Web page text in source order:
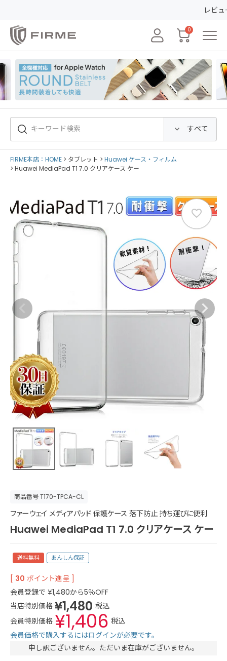
レビューの投稿
0
FIRME本店：HOME タブレット
Huawei ケース・フィルム
Huawei MediaPad T1 7.0 クリアケース ケー
商品番号T170-TPCA-CL
ファーウェイ メディアパッド 保護ケース 落下防止 持ち運びに便利
Huawei MediaPad T1 7.0 クリアケース ケー
送料無料 あんしん保証
[ 30 ポイント進呈 ]
会員登録で ¥1,480から5％OFF
当店特別価格 ¥1,480 税込
会員特別価格 ¥1,406 税込
会員価格で購入するにはログインが必要です。
申し訳ございません。ただいま在庫がございません。